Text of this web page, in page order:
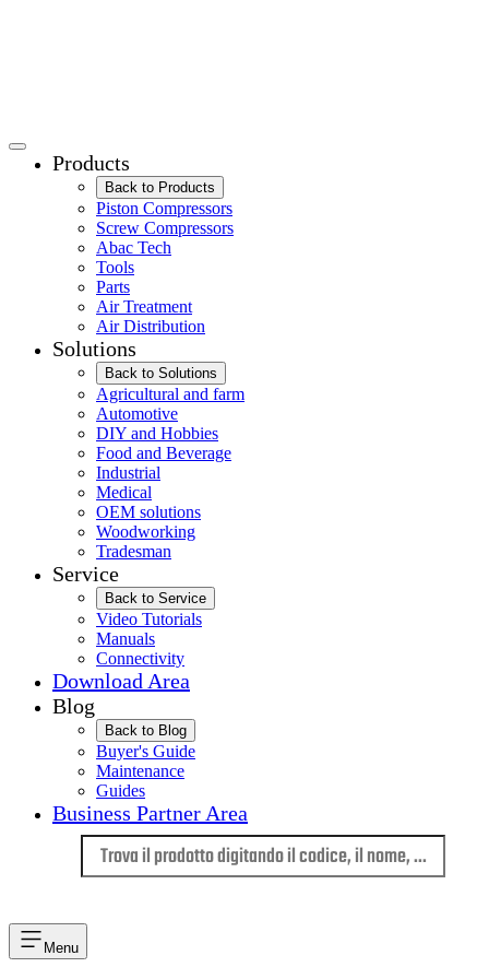
Products
Back to Products
Piston Compressors
Screw Compressors
Abac Tech
Tools
Parts
Air Treatment
Air Distribution
Solutions
Back to Solutions
Agricultural and farm
Automotive
DIY and Hobbies
Food and Beverage
Industrial
Medical
OEM solutions
Woodworking
Tradesman
Service
Back to Service
Video Tutorials
Manuals
Connectivity
Download Area
Blog
Back to Blog
Buyer's Guide
Maintenance
Guides
Business Partner Area
Menu